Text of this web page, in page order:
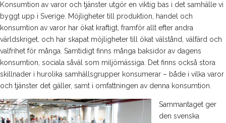
Konsumtion av varor och tjänster utgör en viktig bas i det samhälle vi
byggt upp i Sverige. Möjligheter till produktion, handel och
konsumtion av varor har ökat kraftigt, framför allt efter andra
världskriget, och har skapat möjligheter till ökat välstånd, välfärd och
valfrihet för många. Samtidigt finns många baksidor av dagens
konsumtion, sociala såväl som miljömässiga. Det finns också stora
skillnader i hurolika samhällsgrupper konsumerar – både i vilka varor
och tjänster det gäller, samt i omfattningen av denna konsumtion.
Sammantaget ger
den svenska